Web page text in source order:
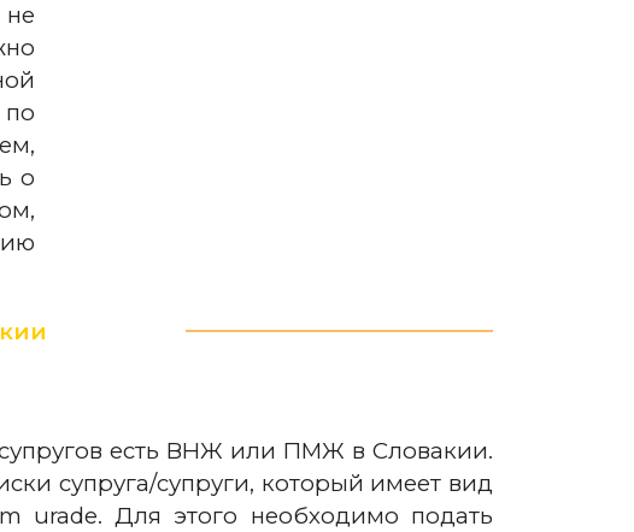
о
есть ВНЖ или ПМЖ в Словакии.
супруга/супруги, который имеет вид
urade. Для этого необходимо подать